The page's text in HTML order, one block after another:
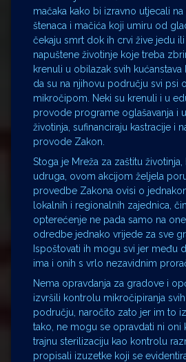
mačaka kako bi izravno utjecali
štenaca i mačića koji umiru od
čekaju smrt dok ih crvi žive jedu
napuštene životinje koje treba
krenuli u obilazak svih
da su na njihovu području svi psi
mikročipom. Neki su krenuli i u
provode programe oglašavanja i
životinja, sufinanciraju kastracije i
provode Zakon.
Stoga je Mreža za zaštitu
udruga, ovom akcijom željela
provedbe Zakona ovisi o
lokalnih i regionalnih zajednica,
opterećenje ne pada samo na
odredbe jednako vrijede za sve
Ispoštovati ih mogu svi jer među
ima i onih s vrlo nezavidnim
Nema opravdanja za gradove i
izvršili kontrolu mikročipiranja
području, naročito zato jer im to
tako, ne mogu se opravdati ni oni
trajnu sterilizaciju kao kontrolu
propisali izuzetke koji se